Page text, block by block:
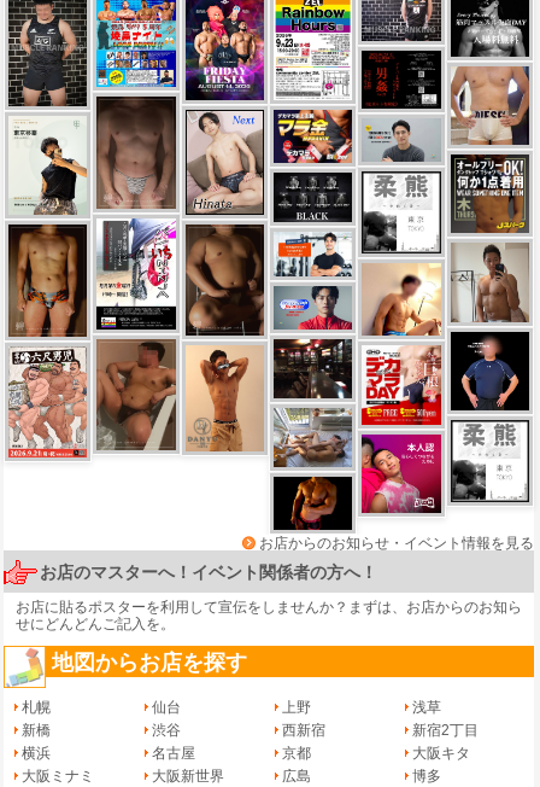
お店からのお知らせ・イベント情報を見る
お店のマスターへ！イベント関係者の方へ！
お店に貼るポスターを利用して宣伝をしませんか？まずは、 お店からのお知ら
せにどんどんご記入を。
地図からお店を探す
札幌 仙台 上野
浅草
新橋
渋谷 西新宿
新宿2丁目
横浜
名古屋 京都
大阪キタ
大阪ミナミ
大阪新世界 広島
博多